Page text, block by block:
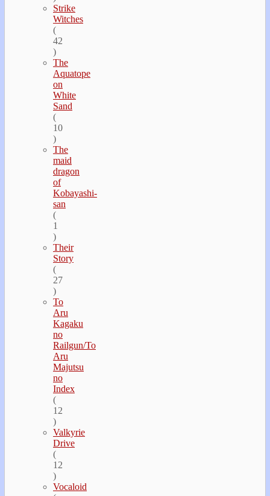
Strike
Witches
(
42
)
The
Aquatope
on
White
Sand
(
10
)
The
maid
dragon
of
Kobayashi-
san
(
1
)
Their
Story
(
27
)
To
Aru
Kagaku
no
Railgun/To
Aru
Majutsu
no
Index
(
12
)
Valkyrie
Drive
(
12
)
Vocaloid